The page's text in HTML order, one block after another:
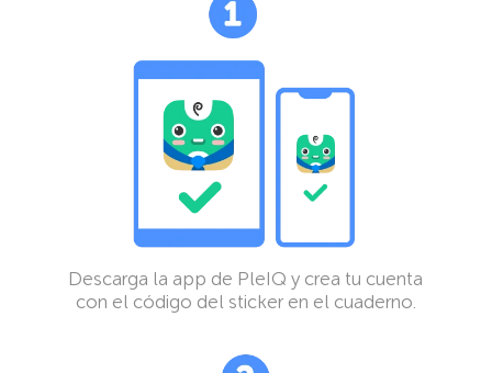
Descarga la app de PleIQ y crea tu cuenta
con el código del sticker en el cuaderno.